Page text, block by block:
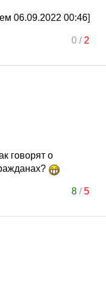
06.09.2022 00:46]
0/ 2
говорят о
8/5